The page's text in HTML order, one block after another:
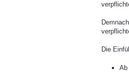
Die
Ab